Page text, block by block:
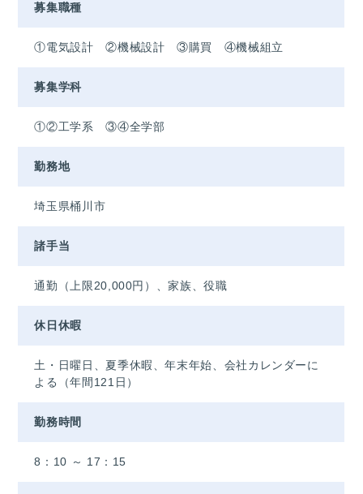
募集職種
①電気設計 ②機械設計 ③購買 ④機械組立
募集学科
①②工学系 ③④全学部
勤務地
埼玉県桶川市
諸手当
通勤（上限20,000円）、家族、役職
休日休暇
土・日曜日、夏季休暇、年末年始、会社カレンダーに
よる（年間121日）
勤務時間
8：10 ～ 17：15